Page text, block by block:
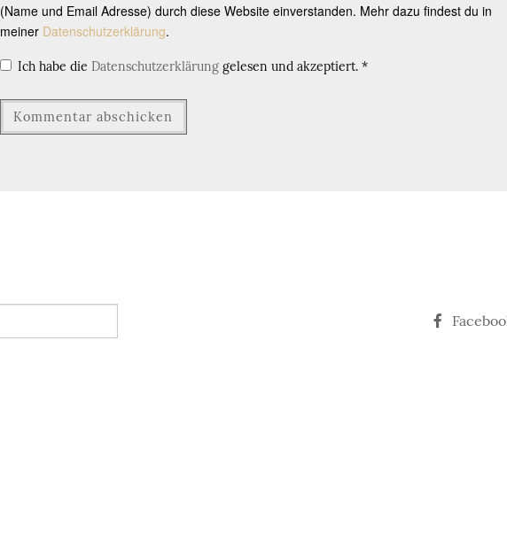
(Name und Email Adresse) durch diese Website einverstanden. Mehr dazu findest du in
meiner Datenschutzerklärung.
Ich habe die Datenschutzerklärung gelesen und akzeptiert. *